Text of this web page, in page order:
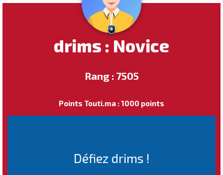
drims : Novice
Rang : 7505
Points Touti.ma : 1000 points
Défiez drims !